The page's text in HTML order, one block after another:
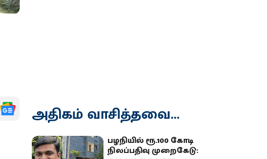
அதிகம் வாசித்தவை...
பழநியில் ரூ.100 கோடி
நிலப்பதிவு முறைகேடு: